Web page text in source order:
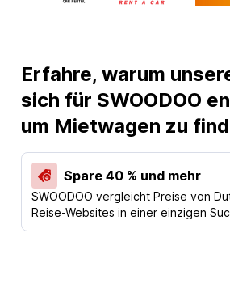
Erfahre, warum
sich für SWOODOO
um Mietwagen zu
Spare 40 % und mehr
SWOODOO vergleicht Preise von
Reise-Websites in einer einzigen